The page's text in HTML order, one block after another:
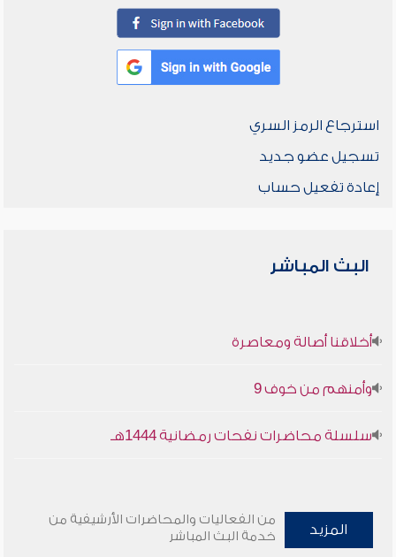
استرجاع الرمز السري
تسجيل عضو جديد
إعادة تفعيل حساب
البث المباشر
أخلاقنا أصالة ومعاصرة
وأمنهم من خوف 9
سلسلة محاضرات نفحات رمضانية 1444هـ
المزيد
من الفعاليات والمحاضرات الأرشيفية من
خدمة البث المباشر